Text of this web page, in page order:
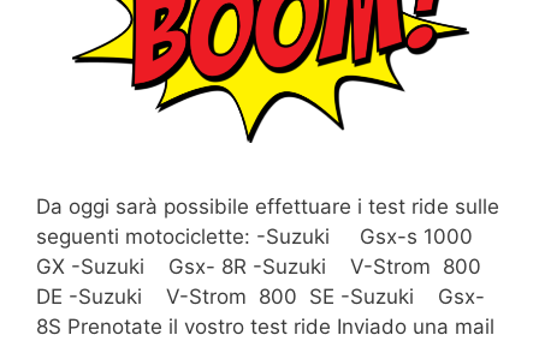
Da oggi sarà possibile effettuare i test ride sulle
seguenti motociclette: -Suzuki Gsx-s 1000
GX -Suzuki Gsx- 8R -Suzuki V-Strom 800
DE -Suzuki V-Strom 800 SE -Suzuki Gsx-
8S Prenotate il vostro test ride Inviado una mail